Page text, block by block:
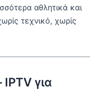
αθλητικά και
τεχνικό, χωρίς
για